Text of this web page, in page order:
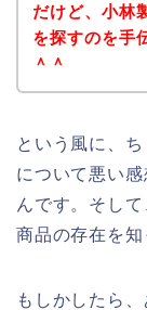
だけど、小林
を探すのを手
＾＾
という風に、
について悪い
んです。そし
商品の存在を知
もしかしたら